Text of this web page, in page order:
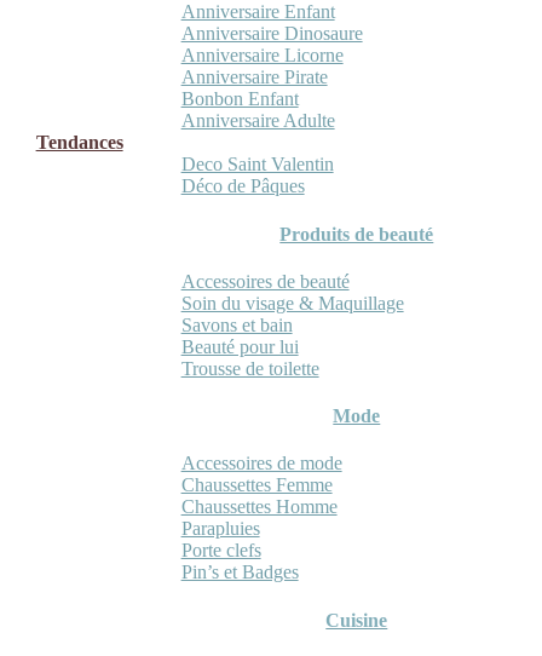
Anniversaire Enfant
Anniversaire Dinosaure
Anniversaire Licorne
Anniversaire Pirate
Bonbon Enfant
Anniversaire Adulte
Tendances
Deco Saint Valentin
Déco de Pâques
Produits de beauté
Accessoires de beauté
Soin du visage & Maquillage
Savons et bain
Beauté pour lui
Trousse de toilette
Mode
Accessoires de mode
Chaussettes Femme
Chaussettes Homme
Parapluies
Porte clefs
Pin’s et Badges
Cuisine